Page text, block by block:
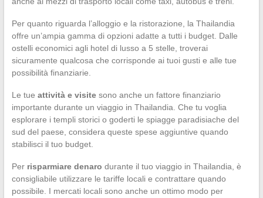
Per quanto riguarda l’alloggio e la ristorazione, la Thailandia
offre un’ampia gamma di opzioni adatte a tutti i budget. Dalle
ostelli economici agli hotel di lusso a 5 stelle, troverai
sicuramente qualcosa che corrisponde ai tuoi gusti e alle tue
possibilità finanziarie.
Le tue attività e visitesono anche un fattore finanziario
importante durante un viaggio in Thailandia. Che tu voglia
esplorare i templi storici o goderti le spiagge paradisiache del
sud del paese, considera queste spese aggiuntive quando
stabilisci il tuo budget.
Per risparmiare denaro durante il tuo viaggio in Thailandia, è
consigliabile utilizzare le tariffe locali e contrattare quando
possibile. I mercati locali sono anche un ottimo modo per